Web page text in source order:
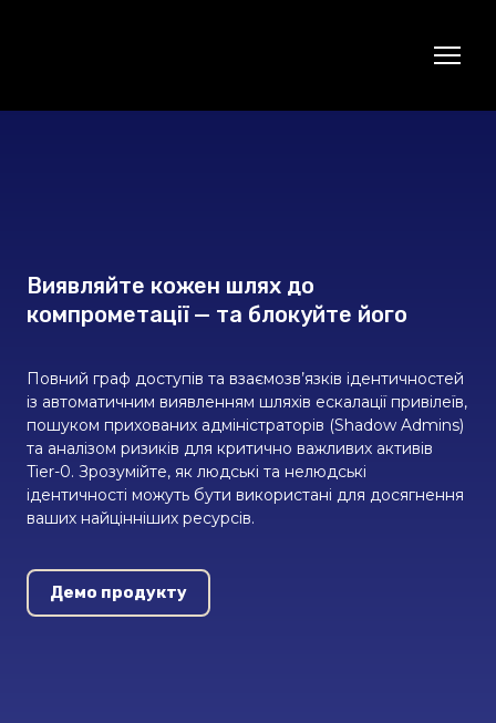
Виявляйте кожен шлях до
компрометації — та блокуйте його
Повний граф доступів та взаємозв’язків ідентичностей
із автоматичним виявленням шляхів ескалації привілеїв,
пошуком прихованих адміністраторів (Shadow Admins)
та аналізом ризиків для критично важливих активів
Tier-0. Зрозумійте, як людські та нелюдські
ідентичності можуть бути використані для досягнення
ваших найцінніших ресурсів.
Демо продукту